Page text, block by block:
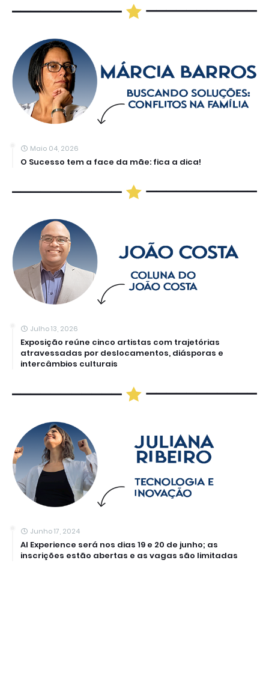
Maio 04, 2026
O Sucesso tem a face da mãe: fica a dica!
Julho 13, 2026
Exposição reúne cinco artistas com trajetórias
atravessadas por deslocamentos, diásporas e
intercâmbios culturais
Junho 17, 2024
AI Experience será nos dias 19 e 20 de junho; as
inscrições estão abertas e as vagas são limitadas